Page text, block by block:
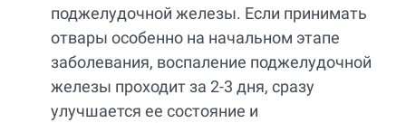
поджелудочной железы. Если принимать
отвары особенно на начальном этапе
заболевания, воспаление поджелудочной
железы проходит за 2-3 дня, сразу
улучшается ее состояние и